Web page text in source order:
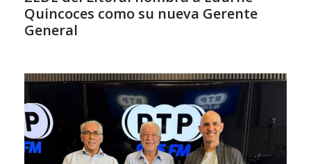
Quincoces como su nueva Gerente
General